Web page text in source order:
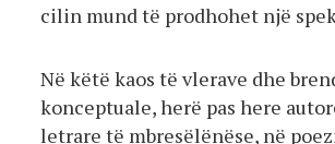
cilin mund të prodhohet një
Në këtë kaos të vlerave dhe
konceptuale, herë pas here
letrare të mbresëlënëse, në